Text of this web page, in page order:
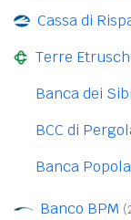
Cassa di
Terre
Banca dei
BCC di
Banca
Banco BPM